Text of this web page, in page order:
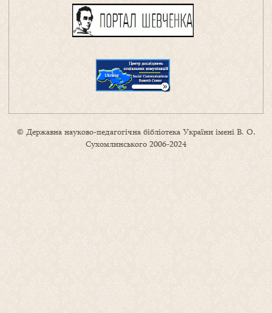
© Державна науково-педагогічна бібліотека України імені В. О.
Сухомлинського 2006-2024